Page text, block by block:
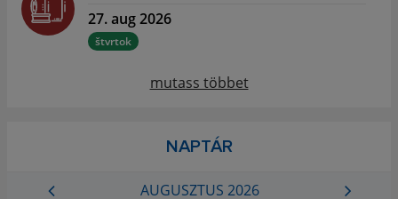
27. aug 2026
štvrtok
mutass többet
NAPTÁR
AUGUSZTUS 2026